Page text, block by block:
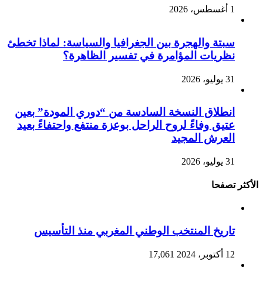
1 أغسطس، 2026
سبتة والهجرة بين الجغرافيا والسياسة: لماذا تخطئ
نظريات المؤامرة في تفسير الظاهرة؟
31 يوليو، 2026
انطلاق النسخة السادسة من “دوري المودة” بعين
عتيق وفاءً لروح الراحل بوعزة منتفع واحتفاءً بعيد
العرش المجيد
31 يوليو، 2026
الأكثر تصفحا
تاريخ المنتخب الوطني المغربي منذ التأسيس
12 أكتوبر، 2024 17,061